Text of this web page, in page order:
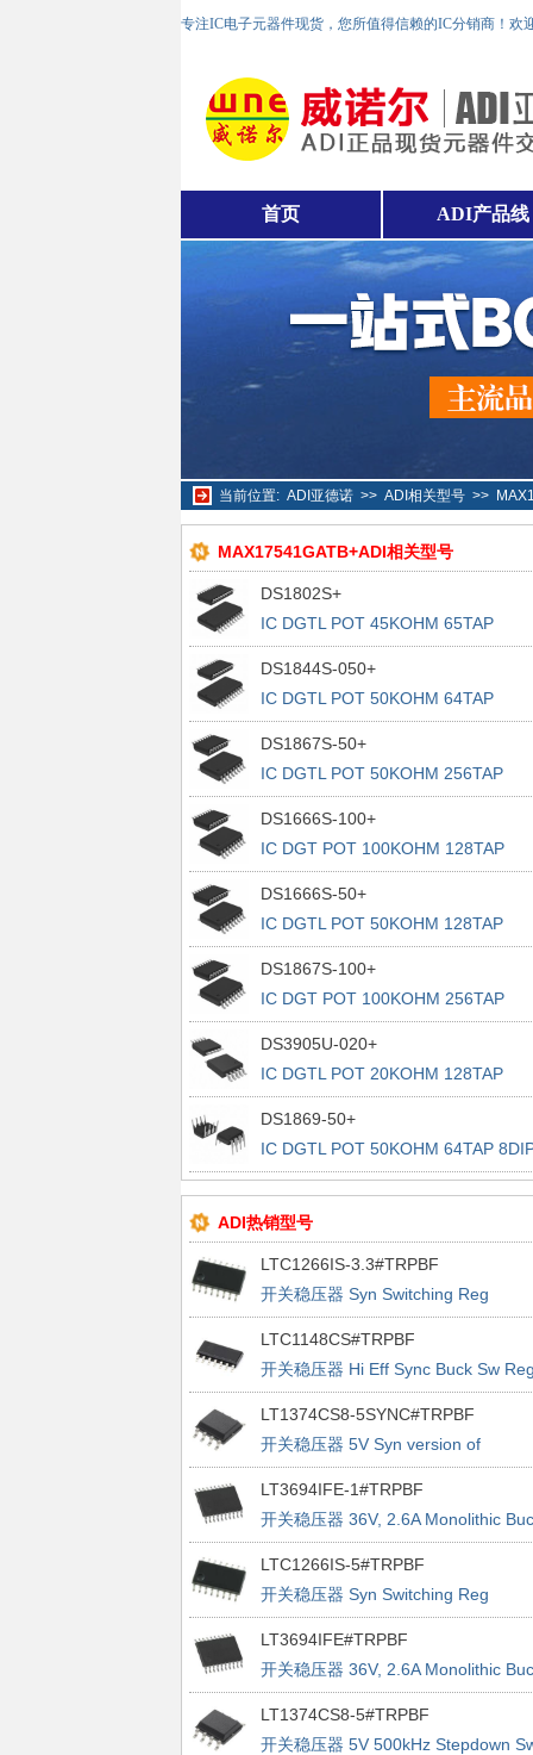
专注IC电子元器件现货，您所值得信赖的IC分销商！
首页 ADI产品线
当前位置: ADI亚德诺>> ADI相关型号>>
MAX17541GATB+ADI相关型号
DS1802S+
IC DGTL POT 45KOHM 65TAP
20SOIC
DS1844S-050+
IC DGTL POT 50KOHM 64TAP
20SOIC
DS1867S-50+
IC DGTL POT 50KOHM 256TAP
16SOIC
DS1666S-100+
IC DGT POT 100KOHM 128TAP
16SOIC
DS1666S-50+
IC DGTL POT 50KOHM 128TAP
16SOIC
DS1867S-100+
IC DGT POT 100KOHM 256TAP
16SOIC
DS3905U-020+
IC DGTL POT 20KOHM 128TAP
10UMAX
DS1869-50+
IC DGTL POT 50KOHM 64TAP
ADI热销型号
LTC1266IS-3.3#TRPBF
开关稳压器 Syn Switching Reg
Controller
LTC1148CS#TRPBF
开关稳压器 Hi Eff Sync Buck Sw
LT1374CS8-5SYNC#TRPBF
开关稳压器 5V Syn version of
LT1374-5
LT3694IFE-1#TRPBF
开关稳压器 36V, 2.6A Monolithic
Regulator With Dual LDO
LTC1266IS-5#TRPBF
开关稳压器 Syn Switching Reg
Controller
LT3694IFE#TRPBF
开关稳压器 36V, 2.6A Monolithic
Regulator With Dual LDO
LT1374CS8-5#TRPBF
开关稳压器 5V 500kHz Stepdown